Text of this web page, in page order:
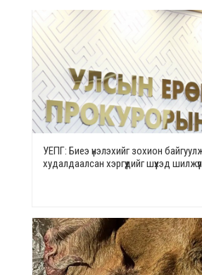
УЕПГ: Биеэ үнэлэхийг зохион
худалдаалсан хэргүүдийг шүүхэд